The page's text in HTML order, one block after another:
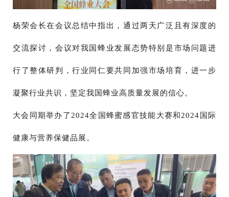
杨荣会长在会议总结中指出，通过两天广泛且有深度的
交流探讨，会议对我国蜂业发展态势特别是市场问题进
行了整体研判，行业同仁要共同加强市场培育，进一步
凝聚行业共识，坚定我国蜂业高质量发展的信心。
大会同期举办了2024全国蜂蜜感官技能大赛和2024国际
健康与营养保健品展。